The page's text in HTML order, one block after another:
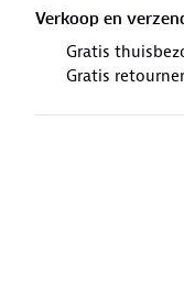
Verkoop en
Gratis
Gratis